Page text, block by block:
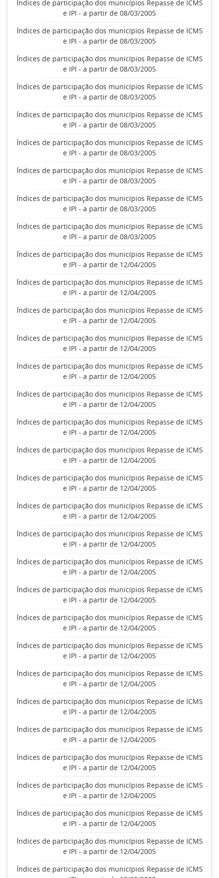
Índices de participação dos municípios Repasse de ICMS
e IPI - a partir de 08/03/2005
Índices de participação dos municípios Repasse de ICMS
e IPI - a partir de 08/03/2005
Índices de participação dos municípios Repasse de ICMS
e IPI - a partir de 08/03/2005
Índices de participação dos municípios Repasse de ICMS
e IPI - a partir de 08/03/2005
Índices de participação dos municípios Repasse de ICMS
e IPI - a partir de 08/03/2005
Índices de participação dos municípios Repasse de ICMS
e IPI - a partir de 08/03/2005
Índices de participação dos municípios Repasse de ICMS
e IPI - a partir de 08/03/2005
Índices de participação dos municípios Repasse de ICMS
e IPI - a partir de 08/03/2005
Índices de participação dos municípios Repasse de ICMS
e IPI - a partir de 08/03/2005
Índices de participação dos municípios Repasse de ICMS
e IPI - a partir de 12/04/2005
Índices de participação dos municípios Repasse de ICMS
e IPI - a partir de 12/04/2005
Índices de participação dos municípios Repasse de ICMS
e IPI - a partir de 12/04/2005
Índices de participação dos municípios Repasse de ICMS
e IPI - a partir de 12/04/2005
Índices de participação dos municípios Repasse de ICMS
e IPI - a partir de 12/04/2005
Índices de participação dos municípios Repasse de ICMS
e IPI - a partir de 12/04/2005
Índices de participação dos municípios Repasse de ICMS
e IPI - a partir de 12/04/2005
Índices de participação dos municípios Repasse de ICMS
e IPI - a partir de 12/04/2005
Índices de participação dos municípios Repasse de ICMS
e IPI - a partir de 12/04/2005
Índices de participação dos municípios Repasse de ICMS
e IPI - a partir de 12/04/2005
Índices de participação dos municípios Repasse de ICMS
e IPI - a partir de 12/04/2005
Índices de participação dos municípios Repasse de ICMS
e IPI - a partir de 12/04/2005
Índices de participação dos municípios Repasse de ICMS
e IPI - a partir de 12/04/2005
Índices de participação dos municípios Repasse de ICMS
e IPI - a partir de 12/04/2005
Índices de participação dos municípios Repasse de ICMS
e IPI - a partir de 12/04/2005
Índices de participação dos municípios Repasse de ICMS
e IPI - a partir de 12/04/2005
Índices de participação dos municípios Repasse de ICMS
e IPI - a partir de 12/04/2005
Índices de participação dos municípios Repasse de ICMS
e IPI - a partir de 12/04/2005
Índices de participação dos municípios Repasse de ICMS
e IPI - a partir de 12/04/2005
Índices de participação dos municípios Repasse de ICMS
e IPI - a partir de 12/04/2005
Índices de participação dos municípios Repasse de ICMS
e IPI - a partir de 12/04/2005
Índices de participação dos municípios Repasse de ICMS
e IPI - a partir de 12/04/2005
Índices de participação dos municípios Repasse de ICMS